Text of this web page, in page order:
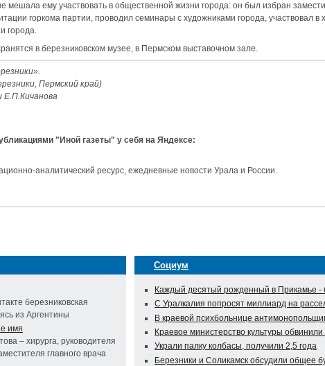
мешала ему участвовать в общественной жизни города: он был избран
горкома партии, проводил семинары с художниками города, участвовал в
города.
в березниковском музее, в Пермском выставочном зале.
Пермский край)
Е.П.Кичанова
"Иной газеты" у себя на Яндексе:
аналитический ресурс, ежедневные новости Урала и России.
березниковская
из Аргентины
имя
– хирурга, руководителя
главного врача
Социум
Каждый десятый рожденный в Прикамье -
С Уралкалия попросят миллиард на
В краевой психбольнице
Краевое министерство культуры обвинили
Украли палку колбасы, получили 2,5 года
Березники и Соликамск обсудили общее